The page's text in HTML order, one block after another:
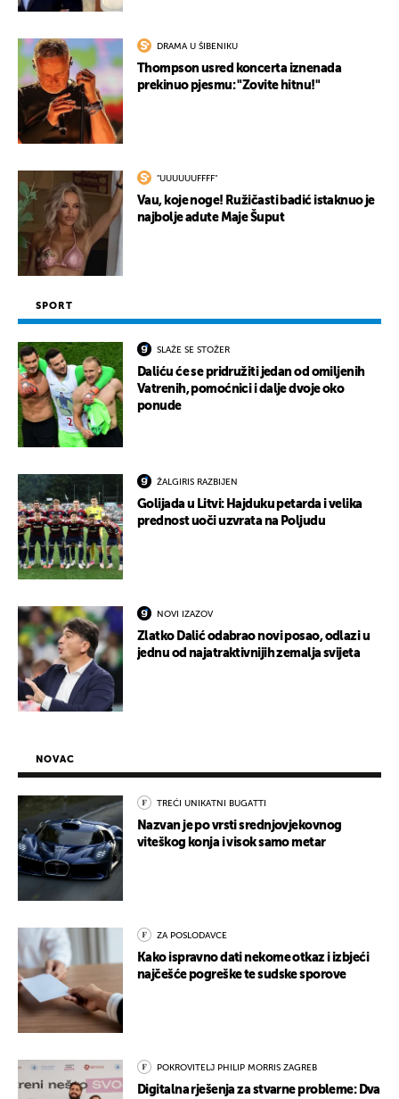
DRAMA U ŠIBENIKU
Thompson usred koncerta iznenada
prekinuo pjesmu: "Zovite hitnu!"
"UUUUUUFFFF"
Vau, koje noge! Ružičasti badić istaknuo je
najbolje adute Maje Šuput
SPORT
SLAŽE SE STOŽER
Daliću će se pridružiti jedan od omiljenih
Vatrenih, pomoćnici i dalje dvoje oko
ponude
ŽALGIRIS RAZBIJEN
Golijada u Litvi: Hajduku petarda i velika
prednost uoči uzvrata na Poljudu
NOVI IZAZOV
Zlatko Dalić odabrao novi posao, odlazi u
jednu od najatraktivnijih zemalja svijeta
NOVAC
TREĆI UNIKATNI BUGATTI
Nazvan je po vrsti srednjovjekovnog
viteškog konja i visok samo metar
ZA POSLODAVCE
Kako ispravno dati nekome otkaz i izbjeći
najčešće pogreške te sudske sporove
POKROVITELJ PHILIP MORRIS ZAGREB
Digitalna rješenja za stvarne probleme: Dva